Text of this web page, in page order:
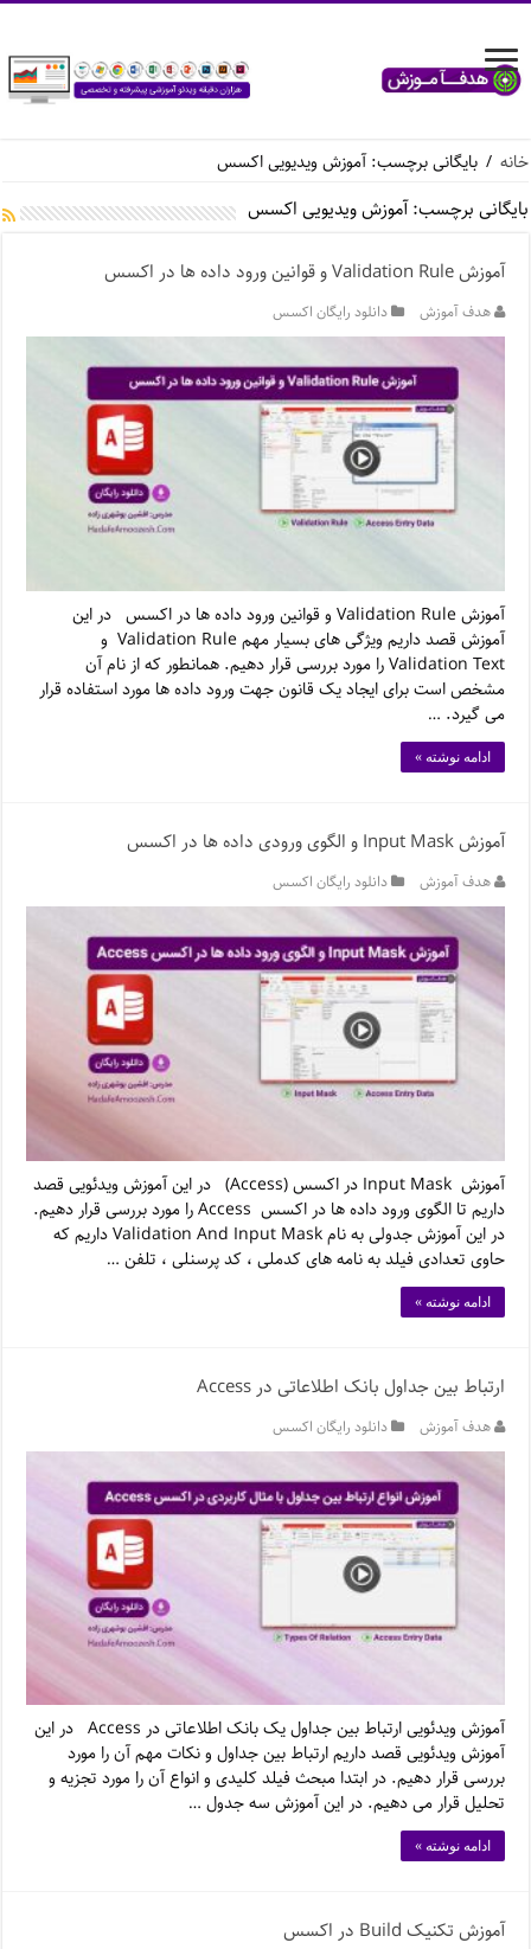
خانه / بایگانی برچسب: آموزش ویدیویی اکسس
بایگانی برچسب:آموزش ویدیویی اکسس
آموزش Validation Rule و قوانین ورود داده ها در اکسس
هدف آموزش دانلود رایگان اکسس
آموزش Validation Rule و قوانین ورود داده ها در اکسس در این
آموزش قصد داریم ویژگی های بسیار مهم Validation Rule و
Validation Text را مورد بررسی قرار دهیم. همانطور که از نام آن
مشخص است برای ایجاد یک قانون جهت ورود داده ها مورد استفاده قرار
می گیرد. …
ادامه نوشته »
آموزش Input Mask و الگوی ورودی داده ها در اکسس
هدف آموزش دانلود رایگان اکسس
آموزش Input Mask در اکسس (Access) در این آموزش ویدئویی قصد
داریم تا الگوی ورود داده ها در اکسس Access را مورد بررسی قرار دهیم.
در این آموزش جدولی به نام Validation And Input Mask داریم که
حاوی تعدادی فیلد به نامه های کدملی ، کد پرسنلی ، تلفن …
ادامه نوشته »
ارتباط بین جداول بانک اطلاعاتی در Access
هدف آموزش دانلود رایگان اکسس
آموزش ویدئویی ارتباط بین جداول یک بانک اطلاعاتی در Access در این
آموزش ویدئویی قصد داریم ارتباط بین جداول و نکات مهم آن را مورد
بررسی قرار دهیم. در ابتدا مبحث فیلد کلیدی و انواع آن را مورد تجزیه و
تحلیل قرار می دهیم. در این آموزش سه جدول …
ادامه نوشته »
آموزش تکنیک Build در اکسس